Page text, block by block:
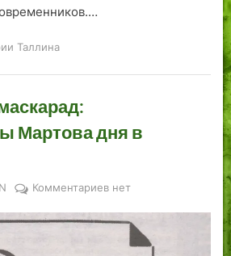
Таллина
Мартова дня в
Комментариевк
Гусь,
нет